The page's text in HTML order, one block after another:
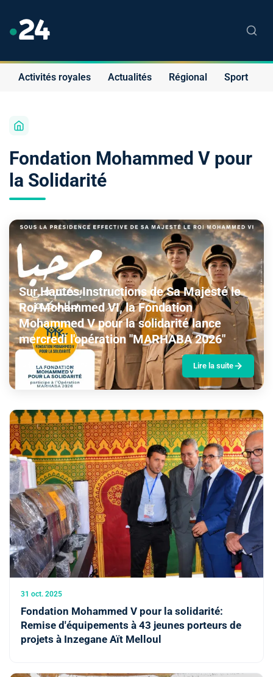
Activités royales Actualités Régional Sport
Fondation Mohammed V pour
la Solidarité
Sur Hautes Instructions de Sa Majesté le
Roi Mohammed VI, la Fondation
Mohammed V pour la solidarité lance
mercredi l'opération "MARHABA 2026"
redaction9 juin 2026 Lire la suite
31 oct. 2025
Fondation Mohammed V pour la solidarité:
Remise d'équipements à 43 jeunes porteurs de
projets à Inzegane Aït Melloul